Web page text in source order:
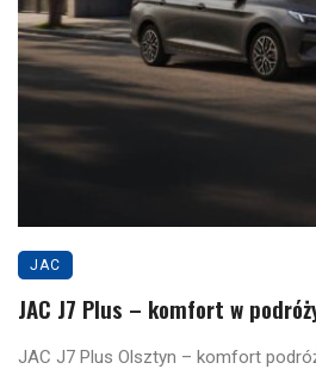
JAC
JAC J7 Plus – komfort w
JAC J7 Plus Olsztyn – komfort